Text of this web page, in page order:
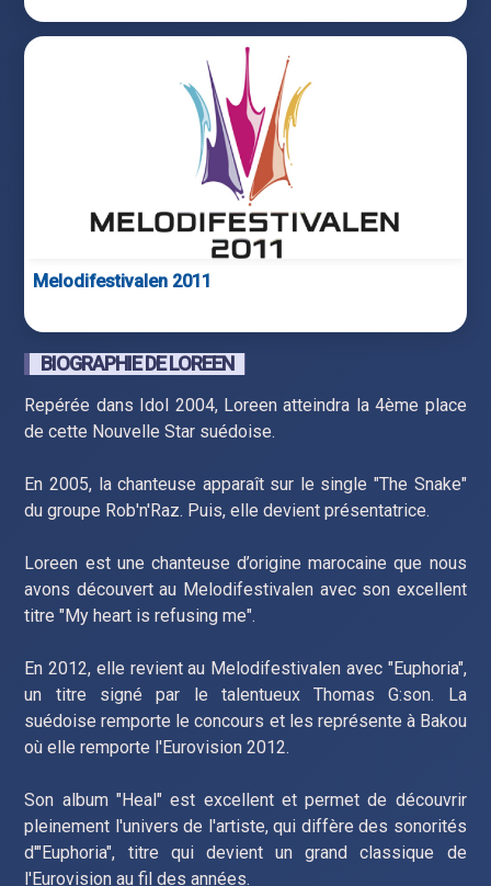
Melodifestivalen 2011
BIOGRAPHIE DE LOREEN
Repérée dans Idol 2004, Loreen atteindra la 4ème place
de cette Nouvelle Star suédoise.
En 2005, la chanteuse apparaît sur le single "The Snake"
du groupe Rob'n'Raz. Puis, elle devient présentatrice.
Loreen est une chanteuse d’origine marocaine que nous
avons découvert au Melodifestivalen avec son excellent
titre "My heart is refusing me".
En 2012, elle revient au Melodifestivalen avec "Euphoria",
un titre signé par le talentueux Thomas G:son. La
suédoise remporte le concours et les représente à Bakou
où elle remporte l'Eurovision 2012.
Son album "Heal" est excellent et permet de découvrir
pleinement l'univers de l'artiste, qui diffère des sonorités
d'"Euphoria", titre qui devient un grand classique de
l'Eurovision au fil des années.